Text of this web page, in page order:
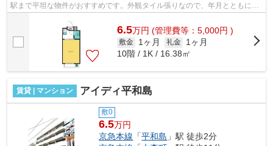
駅まで平坦な物件がおすすめです。外観タイル張りなので、年月とともに味
わいが生まれてきます。クレジットカー...
6.5万円 (管理費等：5,000円 )
敷金 1ヶ月 礼金
1ヶ月
10階 / 1K / 16.38㎡
賃貸 | マンション アイディ平和島
敷0
6.5万円
京急本線 「平和島 」駅 徒歩2分